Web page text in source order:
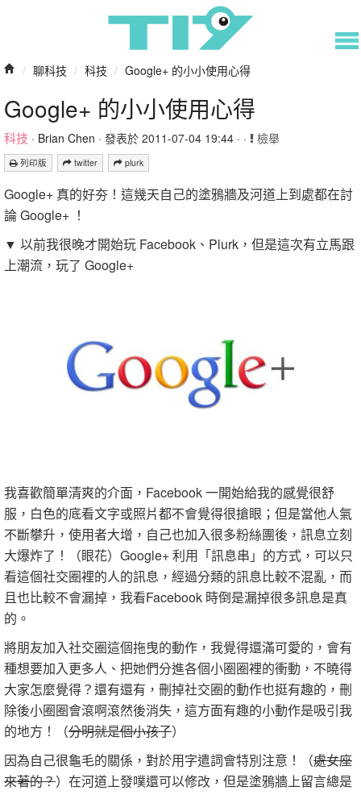
/ 聊科技 / 科技 / Google+ 的小小使用心得
Google+ 的小小使用心得
科技 · Brian Chen · 發表於 2011-07-04 19:44 · · 檢舉
列印版 twitter plurk
Google+ 真的好夯！這幾天自己的塗鴉牆及河道上到處都在討
論 Google+ ！
▼ 以前我很晚才開始玩 Facebook、Plurk，但是這次有立馬跟
上潮流，玩了 Google+
我喜歡簡單清爽的介面，Facebook 一開始給我的感覺很舒
服，白色的底看文字或照片都不會覺得很搶眼；但是當他人氣
不斷攀升，使用者大增，自己也加入很多粉絲團後，訊息立刻
大爆炸了！（眼花）Google+ 利用「訊息串」的方式，可以只
看這個社交圈裡的人的訊息，經過分類的訊息比較不混亂，而
且也比較不會漏掉，我看Facebook 時倒是漏掉很多訊息是真
的。
將朋友加入社交圈這個拖曳的動作，我覺得還滿可愛的，會有
種想要加入更多人、把她們分進各個小圈圈裡的衝動，不曉得
大家怎麼覺得？還有還有，刪掉社交圈的動作也挺有趣的，刪
除後小圈圈會滾啊滾然後消失，這方面有趣的小動作是吸引我
的地方！（分明就是個小孩子）
因為自己很龜毛的關係，對於用字遣詞會特別注意！（處女座
來著的？）在河道上發噗還可以修改，但是塗鴉牆上留言總是